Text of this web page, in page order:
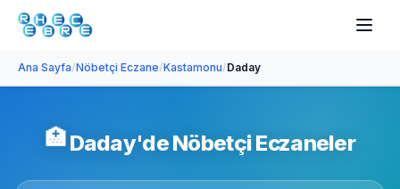
Ana Sayfa/Nöbetçi Eczane/Kastamonu/Daday
🏥Daday'de Nöbetçi Eczaneler